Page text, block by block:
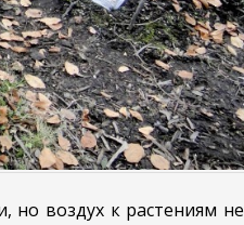
но воздух к растениям не